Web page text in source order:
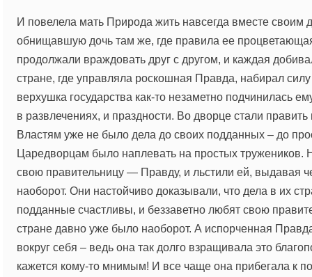
И повелела мать Природа жить навсегда вместе своим
обнищавшую дочь там же, где правила ее
продолжали враждовать друг с другом, и каждая
стране, где управляла роскошная Правда, набирал
верхушка государства как-то незаметно подчинилась
в развлечениях, и праздности. Во дворце стали
Властям уже не было дела до своих подданных – до
Царедворцам было наплевать на простых
свою правительницу — Правду, и льстили ей, выдавая
наоборот. Они настойчиво доказывали, что дела в их
подданные счастливы, и беззаветно любят свою
стране давно уже было наоборот. А испорченная
вокруг себя – ведь она так долго взращивала это
кажется кому-то мнимым! И все чаще она прибегала к